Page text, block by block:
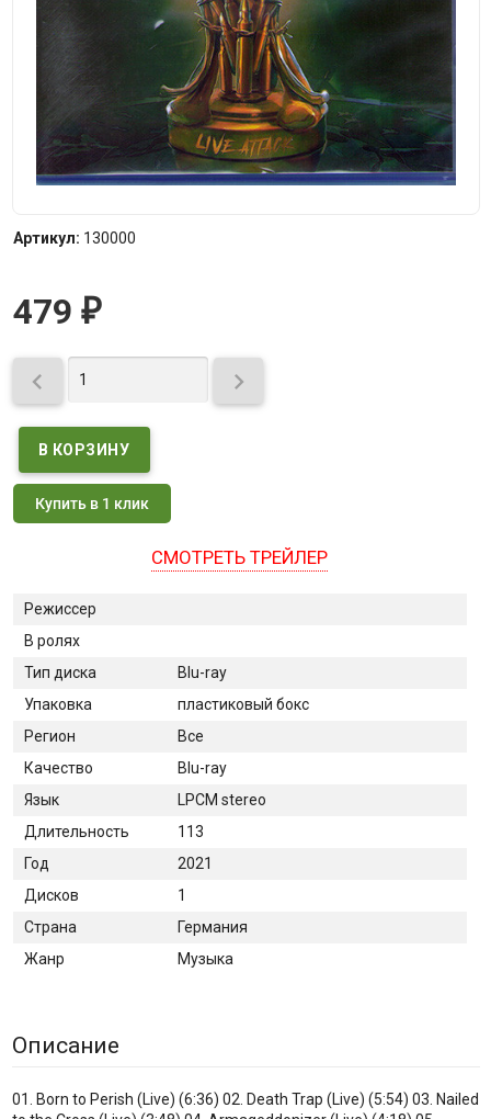
Артикул: 130000
479 ₽
 
Купить в 1 клик
СМОТРЕТЬ ТРЕЙЛЕР
Режиссер
В ролях
Тип диска
Blu-ray
Упаковка
пластиковый бокс
Регион
Все
Качество
Blu-ray
Язык
LPCM stereo
Длительность
113
Год
2021
Дисков
1
Страна
Германия
Жанр
Музыка
Описание
01. Born to Perish (Live) (6:36) 02. Death Trap (Live) (5:54) 03. Nailed